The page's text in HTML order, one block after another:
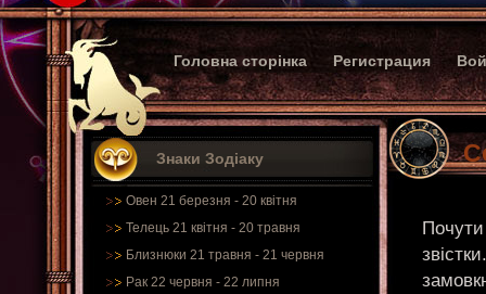
Головна сторінка Регистрация
Знаки Зодіаку
Овен 21 березня - 20 квітня
Телець 21 квітня - 20 травня
Близнюки 21 травня - 21 червня
Рак 22 червня - 22 липня
Почути